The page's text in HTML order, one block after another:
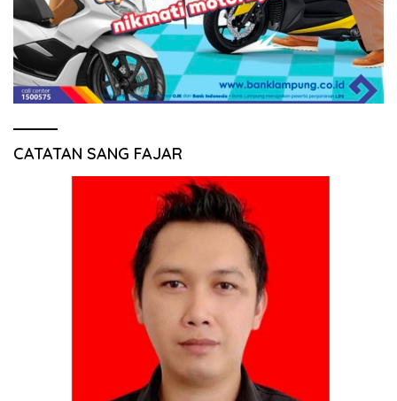
CATATAN SANG FAJAR